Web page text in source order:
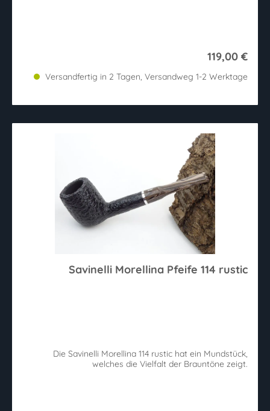
119,00 €
Versandfertig in 2 Tagen, Versandweg 1-2 Werktage
Savinelli Morellina Pfeife 114 rustic
Die Savinelli Morellina 114 rustic hat ein Mundstück,
welches die Vielfalt der Brauntöne zeigt.